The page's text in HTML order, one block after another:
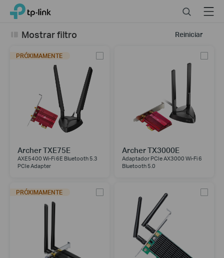
ClickTP-Link, Reliably Smart SearchMenu
Reiniciar
Mostrar filtro
PRÓXIMAMENTE
Archer TXE75E
AXE5400 Wi-Fi 6E Bluetooth 5.3
PCIe Adapter
Archer TX3000E
Adaptador PCIe AX3000 Wi-Fi 6
Bluetooth 5.0
PRÓXIMAMENTE